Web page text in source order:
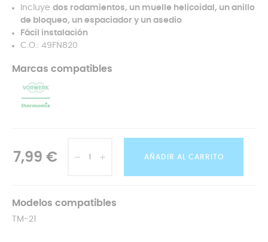
Incluye dos rodamientos, un muelle helicoidal, un anillo
de bloqueo, un espaciador y un asedio
Fácil instalación
C.O.: 49FN820
Marcas compatibles
7,99 € AÑADIR AL CARRITO
Modelos compatibles
TM-21